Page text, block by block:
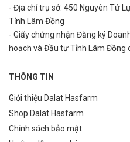
- Địa chỉ trụ sở: 450 Nguyên Tử
Tỉnh Lâm Đồng
- Giấy chứng nhận Đăng ký
hoạch và Đầu tư Tỉnh Lâm
THÔNG TIN
Giới thiệu Dalat Hasfarm
Shop Dalat Hasfarm
Chính sách bảo mật